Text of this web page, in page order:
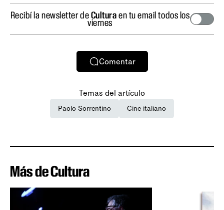
Recibí la newsletter deCulturaen tu email todos los
viernes
Comentar
Temas del artículo
Paolo Sorrentino Cine italiano
Más de Cultura